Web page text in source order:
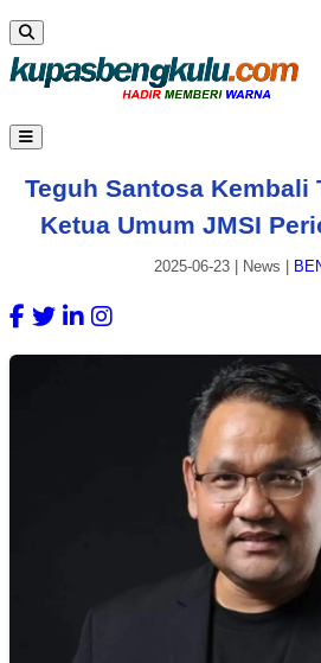
Teguh Santosa Kembali
Ketua Umum JMSI
2025-06-23| News